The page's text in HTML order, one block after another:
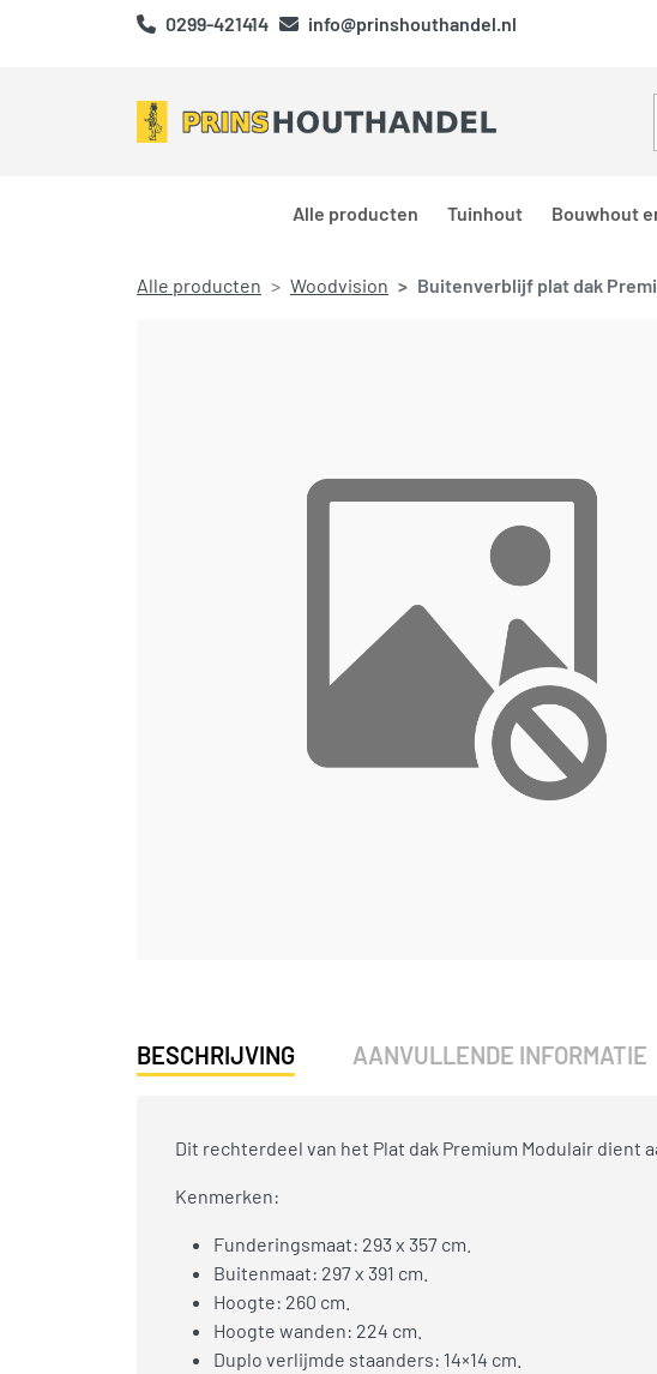
0299-421414 info@prinshouthandel.nl
Alle producten Tuinhout Bouwhout
Alle producten Woodvision Buitenverblijf plat dak
BESCHRIJVING AANVULLENDE INFORMATIE
Dit rechterdeel van het Plat dak Premium Modulair
Kenmerken:
Funderingsmaat: 293 x 357 cm.
Buitenmaat: 297 x 391 cm.
Hoogte: 260 cm.
Hoogte wanden: 224 cm.
Duplo verlijmde staanders: 14×14 cm.